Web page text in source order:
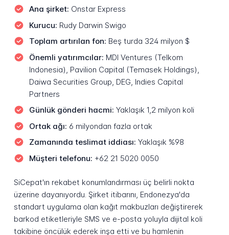
Ana şirket: Onstar Express
Kurucu: Rudy Darwin Swigo
Toplam artırılan fon: Beş turda 324 milyon $
Önemli yatırımcılar: MDI Ventures (Telkom
Indonesia), Pavilion Capital (Temasek Holdings),
Daiwa Securities Group, DEG, Indies Capital
Partners
Günlük gönderi hacmi: Yaklaşık 1,2 milyon koli
Ortak ağı: 6 milyondan fazla ortak
Zamanında teslimat iddiası: Yaklaşık %98
Müşteri telefonu: +62 21 5020 0050
SiCepat'ın rekabet konumlandırması üç belirli nokta
üzerine dayanıyordu. Şirket itibarını, Endonezya'da
standart uygulama olan kağıt makbuzları değiştirerek
barkod etiketleriyle SMS ve e-posta yoluyla dijital koli
takibine öncülük ederek inşa etti ve bu hamlenin